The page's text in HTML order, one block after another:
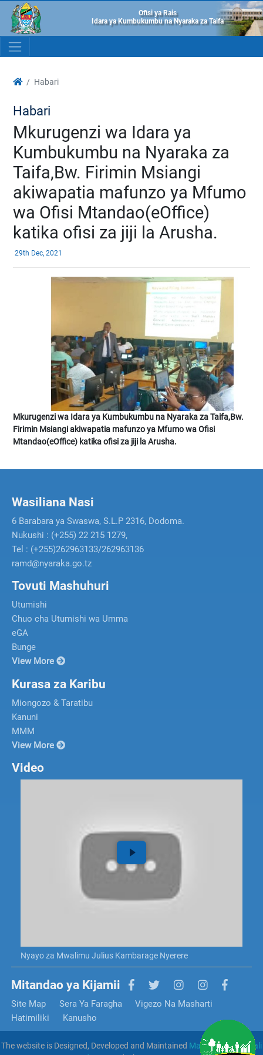
Ofisi ya Rais
Idara ya Kumbukumbu na Nyaraka za Taifa
Habari
Habari
Mkurugenzi wa Idara ya
Kumbukumbu na Nyaraka za
Taifa,Bw. Firimin Msiangi
akiwapatia mafunzo ya Mfumo
wa Ofisi Mtandao(eOffice)
katika ofisi za jiji la Arusha.
29th Dec, 2021
Mkurugenzi wa Idara ya Kumbukumbu na Nyaraka za Taifa,Bw.
Firimin Msiangi akiwapatia mafunzo ya Mfumo wa Ofisi
Mtandao(eOffice) katika ofisi za jiji la Arusha.
Wasiliana Nasi
6 Barabara ya Swaswa, S.L.P 2316, Dodoma.
Nukushi : (+255) 22 215 1279,
Tel : (+255)262963133/262963136
ramd@nyaraka.go.tz
Tovuti Mashuhuri
Utumishi
Chuo cha Utumishi wa Umma
eGA
Bunge
View More
Kurasa za Karibu
Miongozo & Taratibu
Kanuni
MMM
View More
Video
Nyayo za Mwalimu Julius Kambarage Nyerere
Mitandao ya Kijamii
Site Map Sera Ya Faragha
Vigezo Na Masharti
Hatimiliki
Kanusho
The website is Designed, Developed and Maintained Mamlaka Ya Serikali